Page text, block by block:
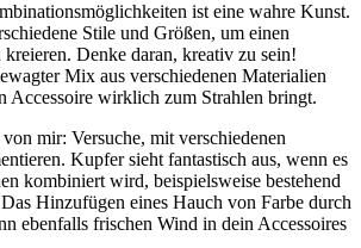
⁤ist eine wahre Kunst.
Stile und Größen, um einen
Denke daran, kreativ zu sein!
Mix aus ‍verschiedenen Materialien
Accessoire wirklich zum Strahlen bringt.
mir: Versuche, mit verschiedenen
Kupfer ‍sieht fantastisch aus,⁣ wenn es
kombiniert wird, beispielsweise bestehend
Hinzufügen eines ⁣Hauch von‍ Farbe durch
‍ebenfalls frischen Wind in ‍dein Accessoires